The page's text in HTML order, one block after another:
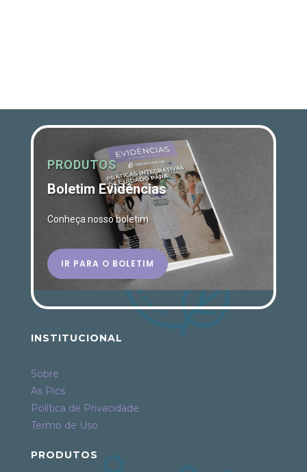
PRODUTOS
Boletim Evidências
Conheça nosso boletim
IR PARA O BOLETIM
INSTITUCIONAL
Sobre
As Pics
Política de Privacidade
Termo de Uso
PRODUTOS